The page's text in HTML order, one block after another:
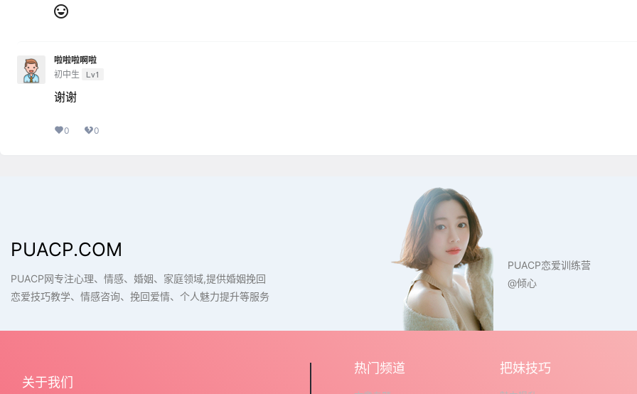
啦啦啦啊啦
初中生
Lv1
谢谢
0 0
PUACP.COM
PUACP网专注心理、情感、婚姻、家庭领域,提供婚姻挽回
恋爱技巧教学、情感咨询、挽回爱情、个人魅力提升等服务
PUACP恋爱训练营
@倾心
关于我们
热门频道 把妹技巧